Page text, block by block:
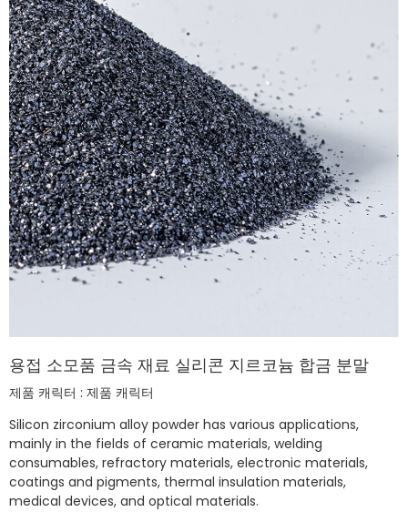
용접 소모품 금속 재료 실리콘 지르코늄 합금 분말
제품 캐릭터 : 제품 캐릭터
Silicon zirconium alloy powder has various applications,
mainly in the fields of ceramic materials, welding
consumables, refractory materials, electronic materials,
coatings and pigments, thermal insulation materials,
medical devices, and optical materials.